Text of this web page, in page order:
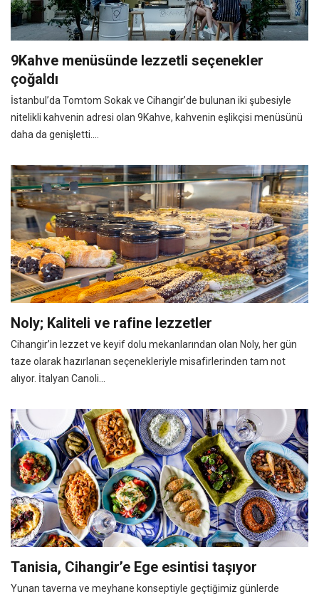
9Kahve menüsünde lezzetli seçenekler
çoğaldı
İstanbul’da Tomtom Sokak ve Cihangir’de bulunan iki şubesiyle
nitelikli kahvenin adresi olan 9Kahve, kahvenin eşlikçisi menüsünü
daha da genişletti....
Noly; Kaliteli ve rafine lezzetler
Cihangir’in lezzet ve keyif dolu mekanlarından olan Noly, her gün
taze olarak hazırlanan seçenekleriyle misafirlerinden tam not
alıyor. İtalyan Canoli...
Tanisia, Cihangir’e Ege esintisi taşıyor
Yunan taverna ve meyhane konseptiyle geçtiğimiz günlerde